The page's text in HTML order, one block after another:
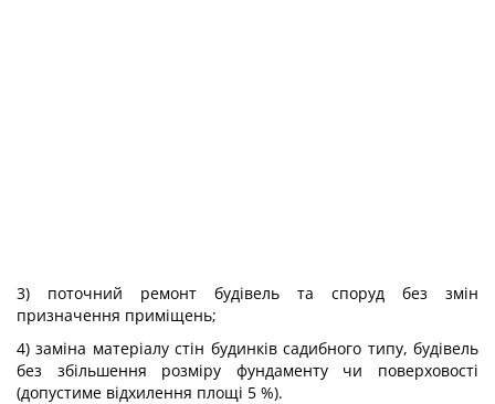
3) поточний ремонт будівель та споруд без змін
призначення приміщень;
4) заміна матеріалу стін будинків садибного типу, будівель
без збільшення розміру фундаменту чи поверховості
(допустиме відхилення площі 5 %).